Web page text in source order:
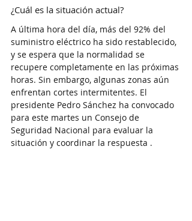
¿Cuál es la situación actual?
A última hora del día, más del 92% del
suministro eléctrico ha sido restablecido,
y se espera que la normalidad se
recupere completamente en las próximas
horas. Sin embargo, algunas zonas aún
enfrentan cortes intermitentes. El
presidente Pedro Sánchez ha convocado
para este martes un Consejo de
Seguridad Nacional para evaluar la
situación y coordinar la respuesta .​